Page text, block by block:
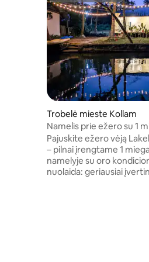
Trobelė mieste Kollam
Namelis prie ežero su 1
hamakas, prieiga prie
Pajuskite ežero vėją
– pilnai įrengtame 1
namelyje su oro
nuolaida: geriausiai